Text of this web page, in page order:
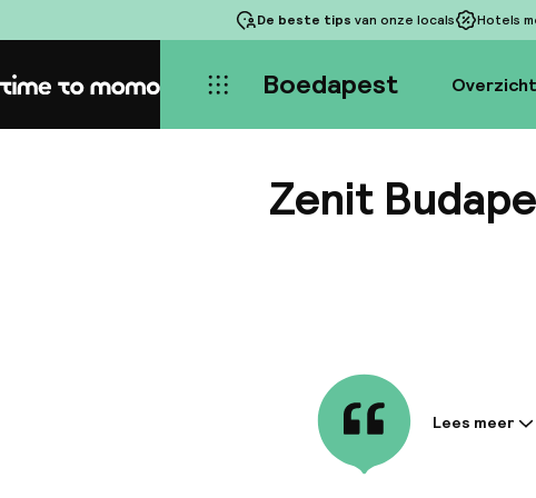
De beste tips van onze locals Hotels
Home Boedapest Overzicht
Zenit
Informatie
Lees meer